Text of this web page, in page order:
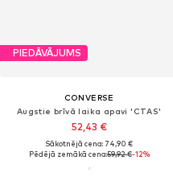
PIEDĀVĀJUMS
CONVERSE
Augstie brīvā laika apavi 'CTAS'
52,43 €
Sākotnējā cena: 74,90 €
Pēdējā zemākā cena:59,92 €-12%